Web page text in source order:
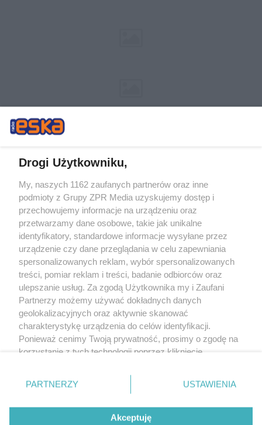
Żaden utwór zamieszczony w serwisie nie może być powielany i
rozpowszechniany lub dalej rozpowszechniany w jakikolwiek sposób (w
tym także elektroniczny lub mechaniczny) na jakimkolwiek polu
eksploatacji w jakiejkolwiek formie, włącznie z umieszczaniem w Internecie
bez pisemnej zgody właściciela praw. Jakiekolwiek użycie lub
wykorzystanie utworów w całości lub w części z naruszeniem prawa, tzn.
bez właściwej zgody, jest zabronione pod groźbą kary i może być ścigane
prawnie.
O nas
Drogi Użytkowniku,
My, naszych 1162 zaufanych partnerów oraz inne
podmioty z Grupy ZPR Media uzyskujemy dostęp i
przechowujemy informacje na urządzeniu oraz
przetwarzamy dane osobowe, takie jak unikalne
identyfikatory, standardowe informacje wysyłane przez
urządzenie czy dane przeglądania w celu zapewniania
spersonalizowanych reklam, wybór spersonalizowanych
treści, pomiar reklam i treści, badanie odbiorców oraz
ulepszanie usług. Za zgodą Użytkownika my i Zaufani
Partnerzy możemy używać dokładnych danych
geolokalizacyjnych oraz aktywnie skanować
charakterystykę urządzenia do celów identyfikacji.
Ponieważ cenimy Twoją prywatność, prosimy o zgodę na
korzystanie z tych technologii poprzez kliknięcie
zmienić/wycofać klikając przycisk ustawień prywatności
znajdujący się w lewym dolnym rogu strony
rodzaje przetwarzania danych nie wymagają zgody
użytkownika, ale masz prawo sprzeciwić się takiemu
PARTNERZY USTAWIENIA
Akceptuję